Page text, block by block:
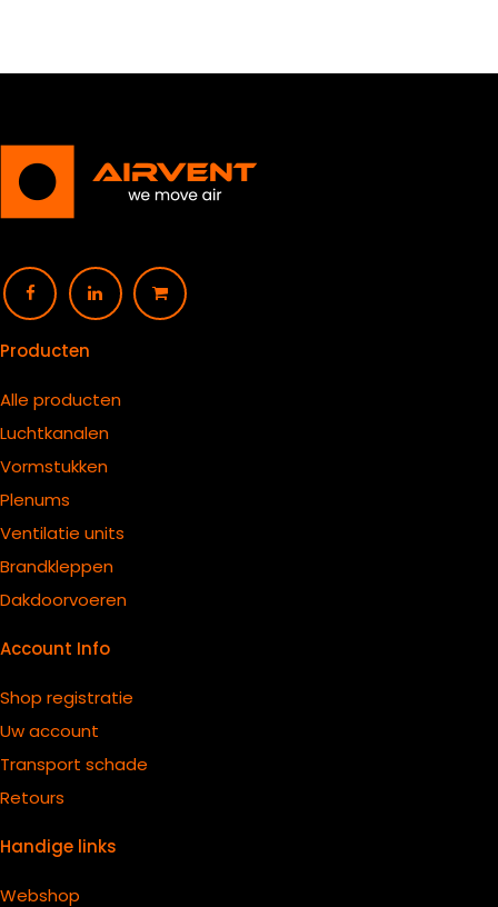
Producten
Alle producten
Luchtkanalen
Vormstukken
Plenums
Ventilatie units
Brandkleppen
Dakdoorvoeren
Account Info
Shop registratie
Uw account
Transport schade
Retours
Handige links
Webshop